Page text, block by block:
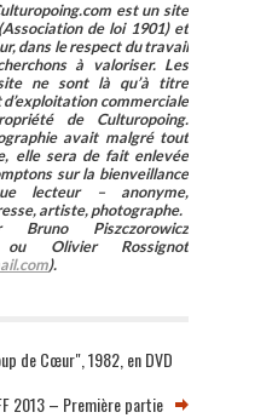
est un site
de loi 1901) et
dans le respect du travail
à valoriser. Les
ne sont là qu’à titre
commerciale
de Culturopoing.
avait malgré tout
elle sera de fait enlevée
sur la bienveillance
lecteur – anonyme,
artiste, photographe.
Piszczorowicz
Olivier Rossignot
).
de Cœur", 1982, en DVD
2013 – Première partie